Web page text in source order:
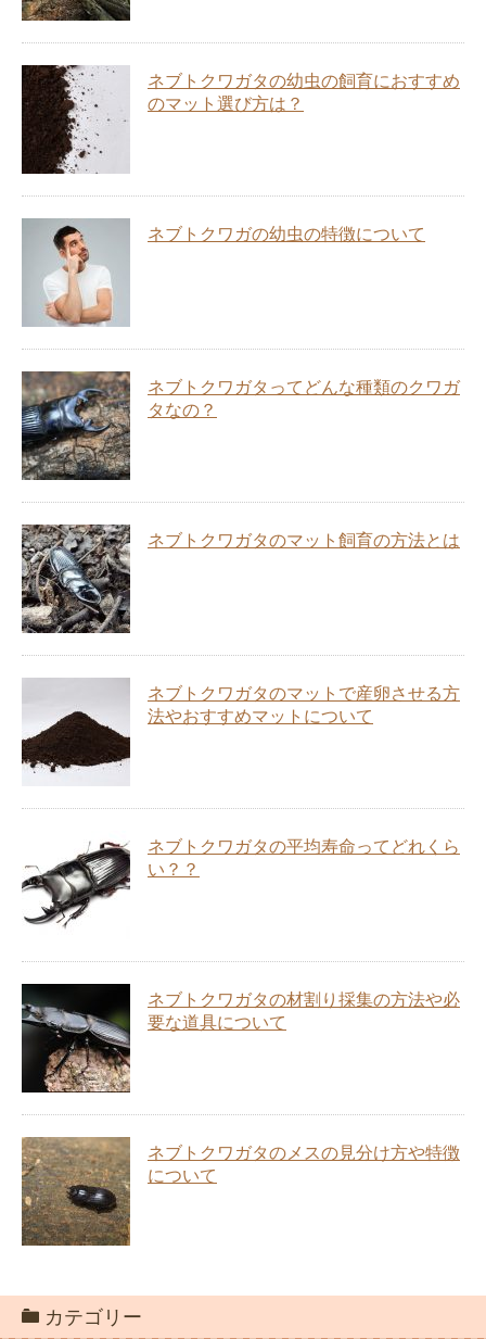
ネブトクワガタの幼虫の飼育におすすめ
のマット選び方は？
ネブトクワガの幼虫の特徴について
ネブトクワガタってどんな種類のクワガ
タなの？
ネブトクワガタのマット飼育の方法とは
ネブトクワガタのマットで産卵させる方
法やおすすめマットについて
ネブトクワガタの平均寿命ってどれくら
い？？
ネブトクワガタの材割り採集の方法や必
要な道具について
ネブトクワガタのメスの見分け方や特徴
について
カテゴリー